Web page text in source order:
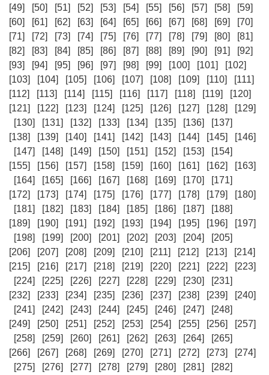
[49]
[50] [51] [52] [53] [54] [55] [56] [57] [58]
[59]
[60]
[61] [62] [63] [64] [65] [66] [67] [68] [69]
[70]
[71]
[72] [73] [74] [75] [76] [77] [78] [79] [80]
[81]
[82]
[83] [84] [85] [86] [87] [88] [89] [90] [91]
[92]
[93]
[94] [95] [96] [97] [98] [99] [100] [101]
[102]
[103]
[104] [105] [106] [107] [108] [109] [110]
[111]
[112]
[113] [114] [115] [116] [117] [118] [119]
[120]
[121]
[122] [123] [124] [125] [126] [127] [128]
[129]
[130]
[131] [132] [133] [134] [135] [136]
[137]
[138]
[139] [140] [141] [142] [143] [144] [145]
[146]
[147]
[148] [149] [150] [151] [152] [153]
[154]
[155]
[156] [157] [158] [159] [160] [161] [162]
[163]
[164]
[165] [166] [167] [168] [169] [170]
[171]
[172]
[173] [174] [175] [176] [177] [178] [179]
[180]
[181]
[182] [183] [184] [185] [186] [187]
[188]
[189]
[190] [191] [192] [193] [194] [195] [196]
[197]
[198]
[199] [200] [201] [202] [203] [204]
[205]
[206]
[207] [208] [209] [210] [211] [212] [213]
[214]
[215]
[216] [217] [218] [219] [220] [221] [222]
[223]
[224]
[225] [226] [227] [228] [229] [230]
[231]
[232]
[233] [234] [235] [236] [237] [238] [239]
[240]
[241]
[242] [243] [244] [245] [246] [247]
[248]
[249]
[250] [251] [252] [253] [254] [255] [256]
[257]
[258]
[259] [260] [261] [262] [263] [264]
[265]
[266]
[267] [268] [269] [270] [271] [272] [273]
[274]
[275]
[276] [277] [278] [279] [280] [281]
[282]